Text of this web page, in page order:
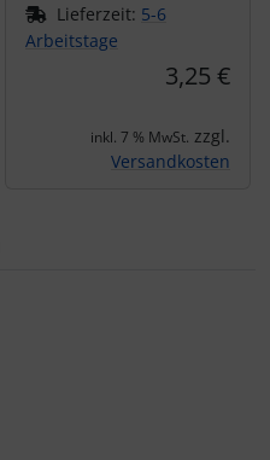
Lieferzeit: 5-6
Arbeitstage
3,25 €
inkl. 7 % MwSt. zzgl.
Versandkosten